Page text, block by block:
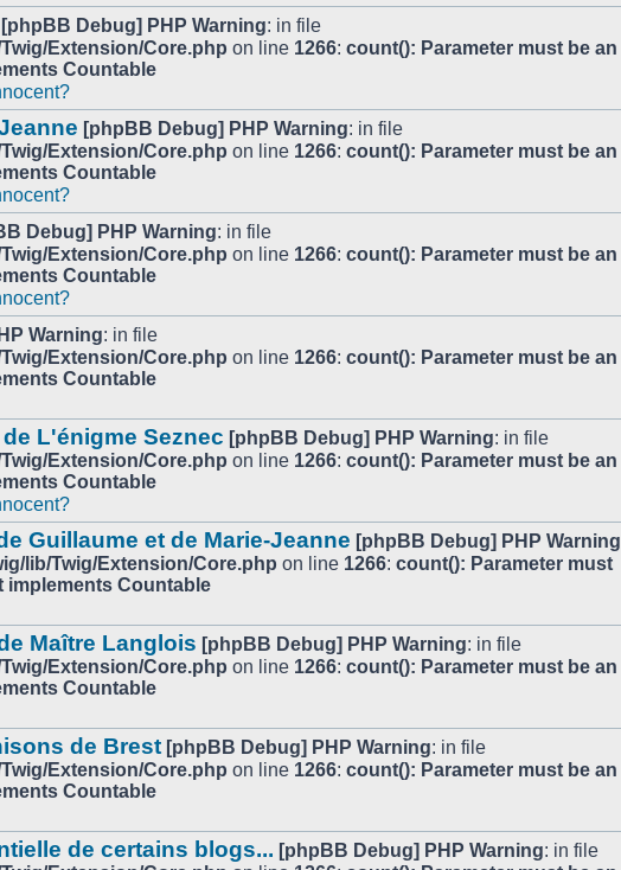
[phpBB Debug] PHP Warning: in file
Extension/Core.php on line 1266: count(): Parameter must be an
Countable
[phpBB Debug] PHP Warning: in file
Extension/Core.php on line 1266: count(): Parameter must be an
Countable
Debug] PHP Warning: in file
Extension/Core.php on line 1266: count(): Parameter must be an
Countable
Warning: in file
Extension/Core.php on line 1266: count(): Parameter must be an
Countable
L'énigme Seznec [phpBB Debug] PHP Warning: in file
Extension/Core.php on line 1266: count(): Parameter must be an
Countable
Guillaume et de Marie-Jeanne [phpBB Debug] PHP Warning
lib/Twig/Extension/Core.php on line 1266: count(): Parameter must
implements Countable
Maître Langlois [phpBB Debug] PHP Warning: in file
Extension/Core.php on line 1266: count(): Parameter must be an
Countable
de Brest [phpBB Debug] PHP Warning: in file
Extension/Core.php on line 1266: count(): Parameter must be an
Countable
de certains blogs... [phpBB Debug] PHP Warning: in file